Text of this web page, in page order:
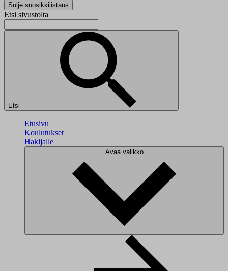
Sulje suosikkilistaus
Etsi sivustolta
Etsi
Etusivu
Koulutukset
Hakijalle
Avaa valikko